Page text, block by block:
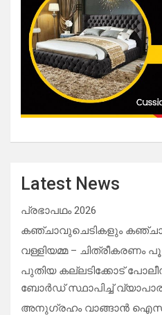
Latest News
പ്രഭാപഥം 2026
കഞ്ചാവുചെടികളും
വള്ളിയമ്മ – ചിത്രീകരണം
പുതിയ കല്ലടിക്കോട്
ബോർഡ് സ്ഥാപിച്ച്
അനുഗ്രഹം വാങ്ങാൻ ഐസക്